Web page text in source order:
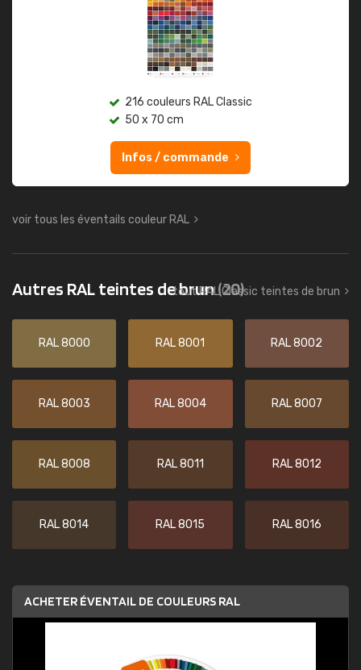
216 couleurs RAL Classic
50 x 70 cm
Infos / commande
voir tous les éventails couleur RAL
Autres RAL teintes de brun(20)
tout RAL Classic teintes de brun
RAL 8000 RAL 8001 RAL 8002
RAL 8003 RAL 8004 RAL 8007
RAL 8008 RAL 8011 RAL 8012
RAL 8014 RAL 8015 RAL 8016
ACHETER ÉVENTAIL DE COULEURS RAL